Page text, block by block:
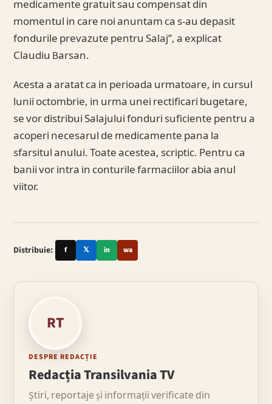
medicamente gratuit sau compensat din
momentul in care noi anuntam ca s-au depasit
fondurile prevazute pentru Salaj”, a explicat
Claudiu Barsan.
Acesta a aratat ca in perioada urmatoare, in cursul
lunii octombrie, in urma unei rectificari bugetare,
se vor distribui Salajului fonduri suficiente pentru a
acoperi necesarul de medicamente pana la
sfarsitul anului. Toate acestea, scriptic. Pentru ca
banii vor intra in conturile farmaciilor abia anul
viitor.
Distribuie: f 𝕏 in wa
RT
DESPRE REDACȚIE
Redacția Transilvania TV
Știri, reportaje și informații verificate din